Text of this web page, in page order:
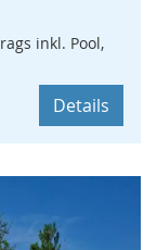
inkl. Pool,
Details